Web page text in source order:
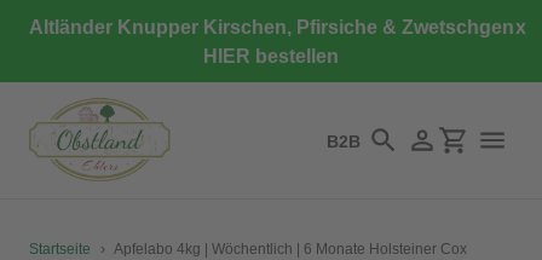
zumAltländer Knupper Kirschen, Pfirsiche & Zwetschgen
HIER bestellen
x
B2B SuchenEinloggen
Startseite › Apfelabo 4kg | Wöchentlich | 6 Monate Holsteiner Cox